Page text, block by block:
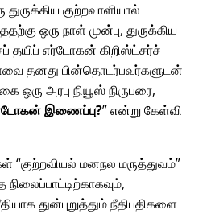
குற்றவாளியால்
ஒரு நாள் முன்பு, துருக்கிய
தயிப் எர்டோகன் கிறிஸ்ட்சர்ச்
தனது பின்தொடர்பவர்களுடன்
ஒரு அரபு நியூஸ் நிருபரை,
இணைப்பு? என்று கேள்வி
குற்றவியல் மனநல மருத்துவம்
துன்புறுத்தும் நீதிபதிகளை